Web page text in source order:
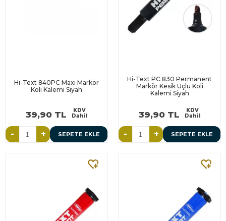
Hi-Text 840PC Maxi Markör
Koli Kalemi Siyah
39,90 TL
KDV
Dahil
- + SEPETE EKLE
Hi-Text PC 830 Permanent
Markör Kesik Uçlu Koli
Kalemi Siyah
39,90 TL
KDV
Dahil
- + SEPETE EKLE